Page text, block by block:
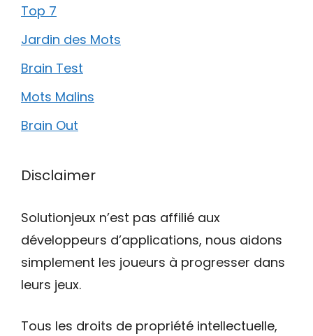
Top 7
Jardin des Mots
Brain Test
Mots Malins
Brain Out
Disclaimer
Solutionjeux n’est pas affilié aux
développeurs d’applications, nous aidons
simplement les joueurs à progresser dans
leurs jeux.
Tous les droits de propriété intellectuelle,